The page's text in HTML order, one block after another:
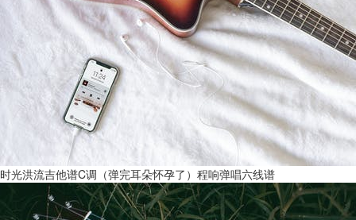
时光洪流吉他谱C调（弹完耳朵怀孕了）程响弹唱六线谱